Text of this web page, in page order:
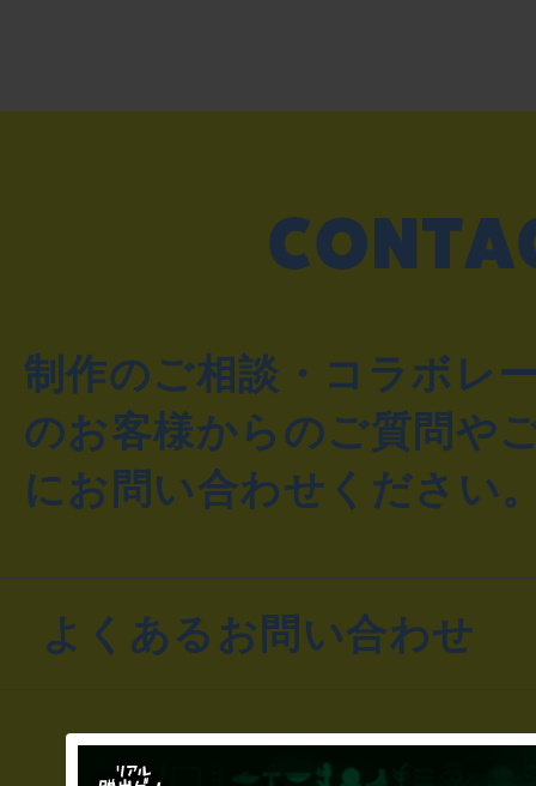
制作のご相談・コラボレ
のお客様からのご質問や
にお問い合わせください
よくあるお問い合わせ